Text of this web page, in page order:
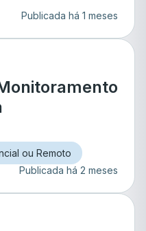
Publicada há 1 meses
ou Remoto
Publicada há 2 meses